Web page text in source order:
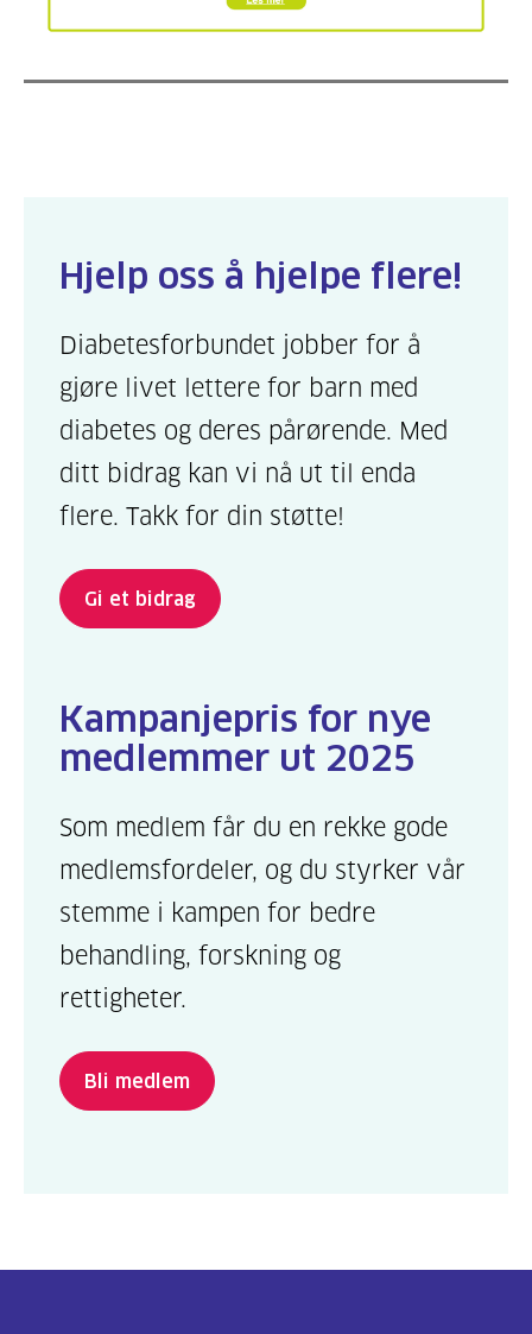
Hjelp oss å hjelpe flere!
Diabetesforbundet jobber for å
gjøre livet lettere for barn med
diabetes og deres pårørende. Med
ditt bidrag kan vi nå ut til enda
flere. Takk for din støtte!
Gi et bidrag
Kampanjepris for nye
medlemmer ut 2025
Som medlem får du en rekke gode
medlemsfordeler, og du styrker vår
stemme i kampen for bedre
behandling, forskning og
rettigheter.
Bli medlem